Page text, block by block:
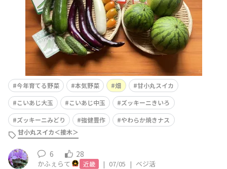
今年育てる野菜 本気野菜 畑
甘小丸スイカ
こいあじ大玉
こいあじ中玉
ズッキーニきいろ
ズッキーニみどり
強健豊作
やわらか焼きナス
甘小丸スイカ＜接木＞
6 28
かふぇらて 近畿 | 07/05 | ベジ活